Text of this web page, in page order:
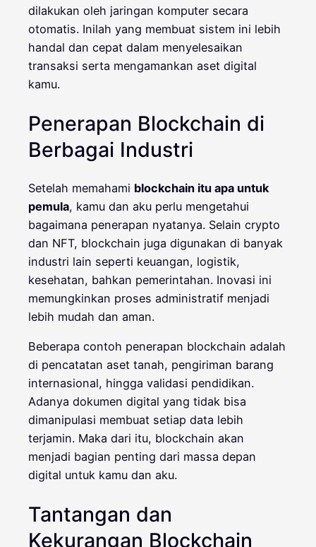
dilakukan oleh jaringan komputer secara
otomatis. Inilah yang membuat sistem ini lebih
handal dan cepat dalam menyelesaikan
transaksi serta mengamankan aset digital
kamu.
Penerapan Blockchain di
Berbagai Industri
Setelah memahami blockchain itu apa untuk
pemula, kamu dan aku perlu mengetahui
bagaimana penerapan nyatanya. Selain crypto
dan NFT, blockchain juga digunakan di banyak
industri lain seperti keuangan, logistik,
kesehatan, bahkan pemerintahan. Inovasi ini
memungkinkan proses administratif menjadi
lebih mudah dan aman.
Beberapa contoh penerapan blockchain adalah
di pencatatan aset tanah, pengiriman barang
internasional, hingga validasi pendidikan.
Adanya dokumen digital yang tidak bisa
dimanipulasi membuat setiap data lebih
terjamin. Maka dari itu, blockchain akan
menjadi bagian penting dari massa depan
digital untuk kamu dan aku.
Tantangan dan
Kekurangan Blockchain